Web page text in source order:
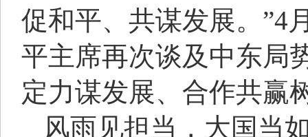
促和平、共谋发展。”4
平主席再次谈及中东局
定力谋发展、合作共赢
风雨见担当，大国当